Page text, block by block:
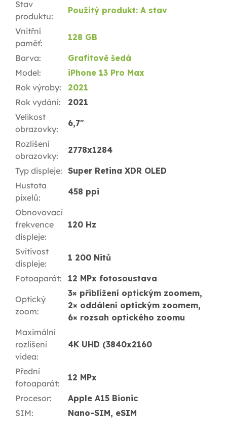
Stav
produktu:
Použitý produkt: A stav
Vnitřní
paměť:
128 GB
Barva:
Grafitově šedá
Model:
iPhone 13 Pro Max
Rok výroby:
2021
Rok vydání:
2021
Velikost
obrazovky:
6,7"
Rozlišení
obrazovky:
2778x1284
Typ displeje: Super Retina XDR OLED
Hustota
pixelů:
458 ppi
Obnovovací
frekvence
displeje:
120 Hz
Svítivost
displeje:
1 200 Nitů
Fotoaparát: 12 MPx fotosoustava
Optický
zoom:
3× přiblížení optickým zoomem,
2× oddálení optickým zoomem,
6× rozsah optického zoomu
Maximální
rozlišení
videa:
4K UHD (3840x2160
Přední
fotoaparát:
12 MPx
Procesor:
Apple A15 Bionic
SIM:
Nano-SIM, eSIM